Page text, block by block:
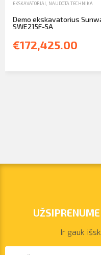
EKSKAVATORIAI NAUDOTA TECHNIKA
Demo ekskavatorius
SWE215F-5A
€172,425.00
Ir gauk